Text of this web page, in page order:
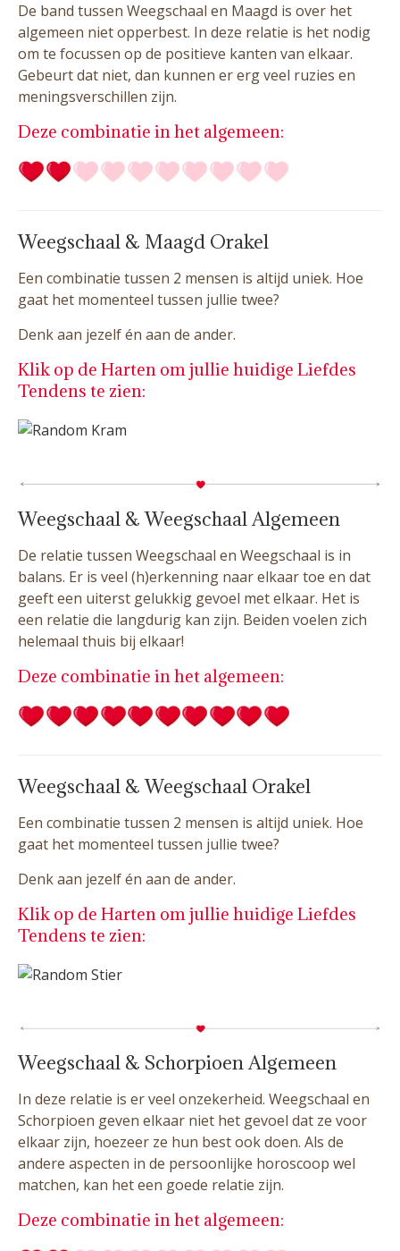
De band tussen Weegschaal en Maagd is over het
algemeen niet opperbest. In deze relatie is het nodig
om te focussen op de positieve kanten van elkaar.
Gebeurt dat niet, dan kunnen er erg veel ruzies en
meningsverschillen zijn.
Deze combinatie in het algemeen:
Weegschaal & Maagd Orakel
Een combinatie tussen 2 mensen is altijd uniek. Hoe
gaat het momenteel tussen jullie twee?
Denk aan jezelf én aan de ander.
Klik op de Harten om jullie huidige Liefdes
Tendens te zien:
Weegschaal & Weegschaal Algemeen
De relatie tussen Weegschaal en Weegschaal is in
balans. Er is veel (h)erkenning naar elkaar toe en dat
geeft een uiterst gelukkig gevoel met elkaar. Het is
een relatie die langdurig kan zijn. Beiden voelen zich
helemaal thuis bij elkaar!
Deze combinatie in het algemeen:
Weegschaal & Weegschaal Orakel
Een combinatie tussen 2 mensen is altijd uniek. Hoe
gaat het momenteel tussen jullie twee?
Denk aan jezelf én aan de ander.
Klik op de Harten om jullie huidige Liefdes
Tendens te zien:
Weegschaal & Schorpioen Algemeen
In deze relatie is er veel onzekerheid. Weegschaal en
Schorpioen geven elkaar niet het gevoel dat ze voor
elkaar zijn, hoezeer ze hun best ook doen. Als de
andere aspecten in de persoonlijke horoscoop wel
matchen, kan het een goede relatie zijn.
Deze combinatie in het algemeen: